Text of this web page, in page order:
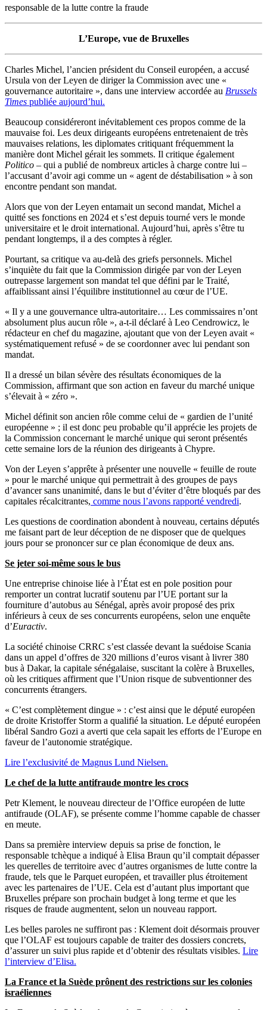
responsable de la lutte contre la fraude
L’Europe, vue de Bruxelles
Charles Michel, l’ancien président du Conseil européen, a accusé
Ursula von der Leyen de diriger la Commission avec une «
gouvernance autoritaire », dans une interview accordée au Brussels
Times publiée aujourd’hui.
Beaucoup considéreront inévitablement ces propos comme de la
mauvaise foi. Les deux dirigeants européens entretenaient de très
mauvaises relations, les diplomates critiquant fréquemment la
manière dont Michel gérait les sommets. Il critique également
Politico – qui a publié de nombreux articles à charge contre lui –
l’accusant d’avoir agi comme un « agent de déstabilisation » à son
encontre pendant son mandat.
Alors que von der Leyen entamait un second mandat, Michel a
quitté ses fonctions en 2024 et s’est depuis tourné vers le monde
universitaire et le droit international. Aujourd’hui, après s’être tu
pendant longtemps, il a des comptes à régler.
Pourtant, sa critique va au-delà des griefs personnels. Michel
s’inquiète du fait que la Commission dirigée par von der Leyen
outrepasse largement son mandat tel que défini par le Traité,
affaiblissant ainsi l’équilibre institutionnel au cœur de l’UE.
« Il y a une gouvernance ultra-autoritaire… Les commissaires n’ont
absolument plus aucun rôle », a-t-il déclaré à Leo Cendrowicz, le
rédacteur en chef du magazine, ajoutant que von der Leyen avait «
systématiquement refusé » de se coordonner avec lui pendant son
mandat.
Il a dressé un bilan sévère des résultats économiques de la
Commission, affirmant que son action en faveur du marché unique
s’élevait à « zéro ».
Michel définit son ancien rôle comme celui de « gardien de l’unité
européenne » ; il est donc peu probable qu’il apprécie les projets de
la Commission concernant le marché unique qui seront présentés
cette semaine lors de la réunion des dirigeants à Chypre.
Von der Leyen s’apprête à présenter une nouvelle « feuille de route
» pour le marché unique qui permettrait à des groupes de pays
d’avancer sans unanimité, dans le but d’éviter d’être bloqués par des
capitales récalcitrantes, comme nous l’avons rapporté vendredi.
Les questions de coordination abondent à nouveau, certains députés
me faisant part de leur déception de ne disposer que de quelques
jours pour se prononcer sur ce plan économique de deux ans.
Se jeter soi-même sous le bus
Une entreprise chinoise liée à l’État est en pole position pour
remporter un contrat lucratif soutenu par l’UE portant sur la
fourniture d’autobus au Sénégal, après avoir proposé des prix
inférieurs à ceux de ses concurrents européens, selon une enquête
d’Euractiv.
La société chinoise CRRC s’est classée devant la suédoise Scania
dans un appel d’offres de 320 millions d’euros visant à livrer 380
bus à Dakar, la capitale sénégalaise, suscitant la colère à Bruxelles,
où les critiques affirment que l’Union risque de subventionner des
concurrents étrangers.
« C’est complètement dingue » : c’est ainsi que le député européen
de droite Kristoffer Storm a qualifié la situation. Le député européen
libéral Sandro Gozi a averti que cela sapait les efforts de l’Europe en
faveur de l’autonomie stratégique.
Lire l’exclusivité de Magnus Lund Nielsen.
Le chef de la lutte antifraude montre les crocs
Petr Klement, le nouveau directeur de l’Office européen de lutte
antifraude (OLAF), se présente comme l’homme capable de chasser
en meute.
Dans sa première interview depuis sa prise de fonction, le
responsable tchèque a indiqué à Elisa Braun qu’il comptait dépasser
les querelles de territoire avec d’autres organismes de lutte contre la
fraude, tels que le Parquet européen, et travailler plus étroitement
avec les partenaires de l’UE. Cela est d’autant plus important que
Bruxelles prépare son prochain budget à long terme et que les
risques de fraude augmentent, selon un nouveau rapport.
Les belles paroles ne suffiront pas : Klement doit désormais prouver
que l’OLAF est toujours capable de traiter des dossiers concrets,
d’assurer un suivi plus rapide et d’obtenir des résultats visibles. Lire
l’interview d’Elisa.
La France et la Suède prônent des restrictions sur les colonies
israéliennes